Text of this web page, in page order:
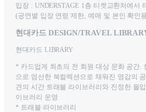
입장 : UNDERSTAGE 1층 티켓교환처에서
(공연별 입장 연령 제한, 예매 및 본인 확인
현대카드 DESIGN/TRAVEL
현대카드 LIBRARY
* 카드업계 최초의 전 회원 대상 문화 공간.
으로 엄선한 북컬렉션으로 채워진 영감의
견의 시간 트래블 라이브러리와 진정한 몰
이브러리 운영
* 트래블 라이브러리